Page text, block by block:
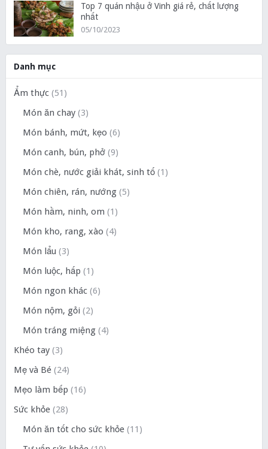
Top 7 quán nhậu ở Vinh giá rẻ, chất lượng
nhất
05/10/2023
Danh mục
Ẩm thực(51)
Món ăn chay(3)
Món bánh, mứt, kẹo (6)
Món canh, bún, phở(9)
Món chè, nước giải khát, sinh tố(1)
Món chiên, rán, nướng(5)
Món hầm, ninh, om (1)
Món kho, rang, xào (4)
Món lẩu (3)
Món luộc, hấp (1)
Món ngon khác(6)
Món nộm, gỏi(2)
Món tráng miệng(4)
Khéo tay(3)
Mẹ và Bé(24)
Mẹo làm bếp (16)
Sức khỏe(28)
Món ăn tốt cho sức khỏe(11)